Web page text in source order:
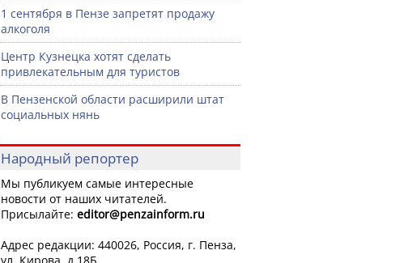
1 сентября в Пензе запретят продажу
алкоголя
Центр Кузнецка хотят сделать
привлекательным для туристов
В Пензенской области расширили штат
социальных нянь
Народный репортер
Мы публикуем самые интересные
новости от наших читателей.
Присылайте: editor@penzainform.ru
Адрес редакции: 440026, Россия, г. Пенза,